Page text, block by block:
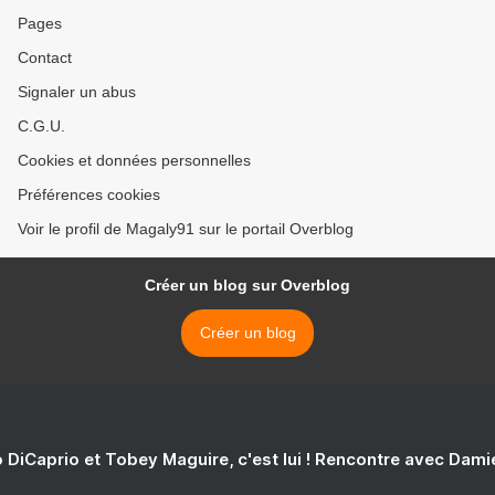
Pages
Contact
Signaler un abus
C.G.U.
Cookies et données personnelles
Préférences cookies
Voir le profil de Magaly91 sur le portail Overblog
Créer un blog sur Overblog
Créer un blog
DiCaprio et Tobey Maguire, c'est lui ! Rencontre avec